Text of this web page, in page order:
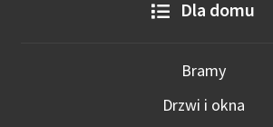
Dla domu
Bramy
Drzwi i okna